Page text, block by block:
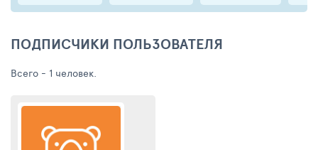
ПОДПИСЧИКИ ПОЛЬЗОВАТЕЛЯ
Всего - 1 человек.